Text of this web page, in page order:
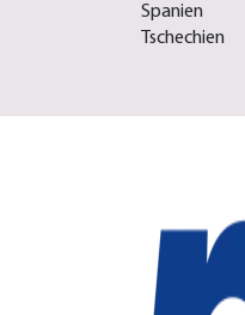
Spanien
Tschechien